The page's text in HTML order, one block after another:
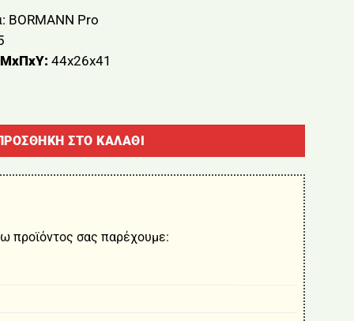
BORMANN Pro
ΜxΠxΥ: 44x26x41
BORMANN BTB3250 ποσότητα
ΣΤΟ ΚΑΛΆΘΙ
προϊόντος σας παρέχουμε: